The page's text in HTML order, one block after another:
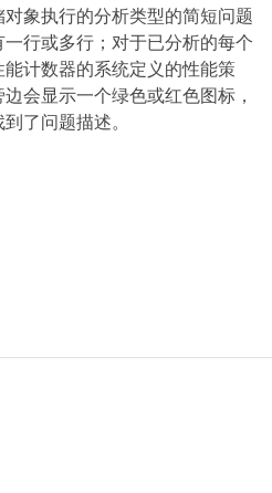
象执行的分析类型的简短问题
行或多行；对于已分析的每个
计数器的系统定义的性能策
会显示一个绿色或红色图标，
了问题描述。